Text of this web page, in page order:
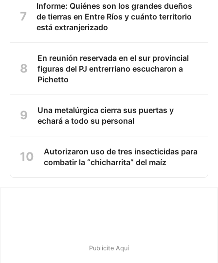
Informe: Quiénes son los grandes dueños
de tierras en Entre Ríos y cuánto territorio
está extranjerizado
En reunión reservada en el sur provincial
figuras del PJ entrerriano escucharon a
Pichetto
Una metalúrgica cierra sus puertas y
echará a todo su personal
Autorizaron uso de tres insecticidas para
combatir la “chicharrita” del maíz